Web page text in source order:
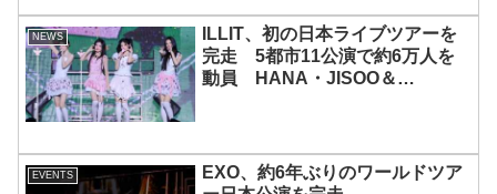
NEWS
ILLIT、初の日本ライブツアーを
完走 5都市11公演で約6万人を
動員 HANA・JISOO＆
EVENTS
EXO、約6年ぶりのワールドツア